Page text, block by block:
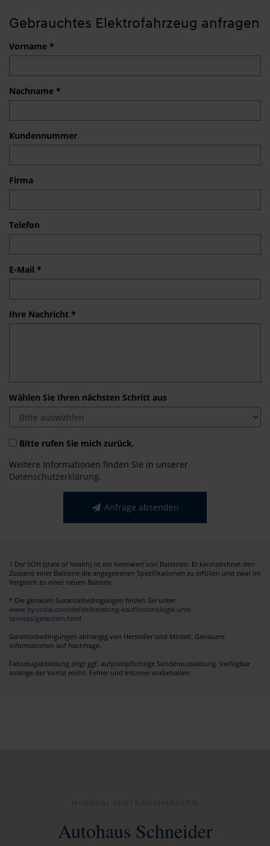
Gebrauchtes Elektrofahrzeug anfragen
Vorname *
Nachname *
Kundennummer
Firma
Telefon
E-Mail *
Ihre Nachricht *
Wählen Sie Ihren nächsten Schritt aus
Bitte rufen Sie mich zurück.
Weitere Informationen finden Sie in unserer
Datenschutzerklärung.
Anfrage absenden
1 Der SOH (state of health) ist ein Kennwert von Batterien. Er kennzeichnet den
Zustand einer Battierie die angegebenen Spezifikationen zu erfüllen und zwar im
Vergleich zu einer neuen Batterie.
* Die genauen Garantiebedingungen finden Sie unter:
www.hyundai.com/de/de/beratung-kauf/technologie-und-
services/garantien.html
Garantiebedingungen abhängig von Hersteller und Modell. Genauere
informationen auf Nachfrage.
Fahrzeugabbildung zeigt ggf. aufpreispflichtige Sonderausstattung. Verfügbar
solange der Vorrat reicht. Fehler und Irrtümer vorbehalten.
Autohaus Schneider